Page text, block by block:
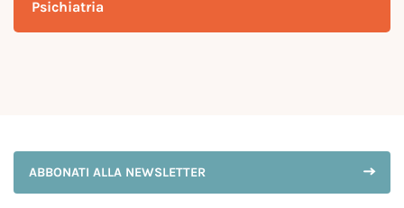
Psichiatria
ABBONATI ALLA NEWSLETTER